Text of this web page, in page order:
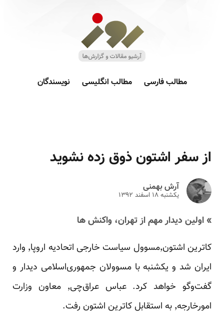
مطالب فارسی مطالب انگلیسی نویسندگان
از سفر اشتون ذوق زده نشوید
آرش بهمنی
یکشنبه ۱۸ اسفند ۱۳۹۲
» اولین دیدار مهم از تهران، واکنش ها
کاترین اشتون٬‌مسوول سیاست خارجی اتحادیه اروپا٬ وارد
ایران شد و یکشنبه با مسوولان جمهوری‌اسلامی دیدار و
گفت‌وگو خواهد کرد. عباس عراق‌چی٬ معاون وزارت
امورخارجه٬ به استقابل کاترین اشتون رفت.